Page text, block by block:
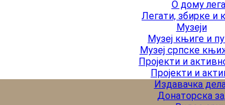
О дому
Легати, збирке и
Музеји
Музеј књиге и
Музеј српске
Пројекти и
Пројекти и
Издавачка
Донаторска